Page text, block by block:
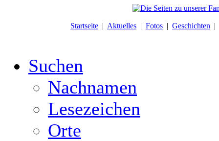
Startseite | Aktuelles | Fotos | Geschichten |
Suchen
Nachnamen
Lesezeichen
Orte